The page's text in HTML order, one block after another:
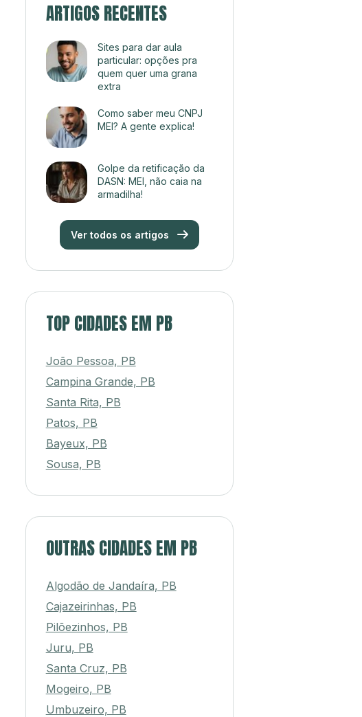
ARTIGOS RECENTES
Sites para dar aula
particular: opções pra
quem quer uma grana
extra
Como saber meu CNPJ
MEI? A gente explica!
Golpe da retificação da
DASN: MEI, não caia na
armadilha!
Ver todos os artigos
TOP CIDADES EM PB
João Pessoa, PB
Campina Grande, PB
Santa Rita, PB
Patos, PB
Bayeux, PB
Sousa, PB
OUTRAS CIDADES EM PB
Algodão de Jandaíra, PB
Cajazeirinhas, PB
Pilõezinhos, PB
Juru, PB
Santa Cruz, PB
Mogeiro, PB
Umbuzeiro, PB